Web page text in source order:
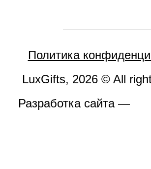
Политика
LuxGifts, 2026 © All
Разработка сайта —